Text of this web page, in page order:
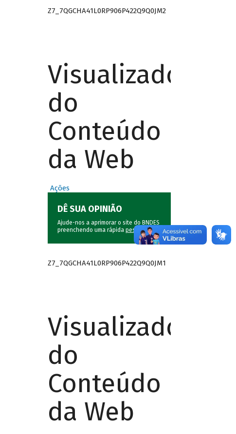
Z7_7QGCHA41L0RP906P422Q9Q0JM2
Visualizador
do
Conteúdo
da Web
Ações
DÊ SUA OPINIÃO
Ajude-nos a aprimorar o site do BNDES
preenchendo uma rápida pesquisa.
Z7_7QGCHA41L0RP906P422Q9Q0JM1
Visualizador
do
Conteúdo
da Web